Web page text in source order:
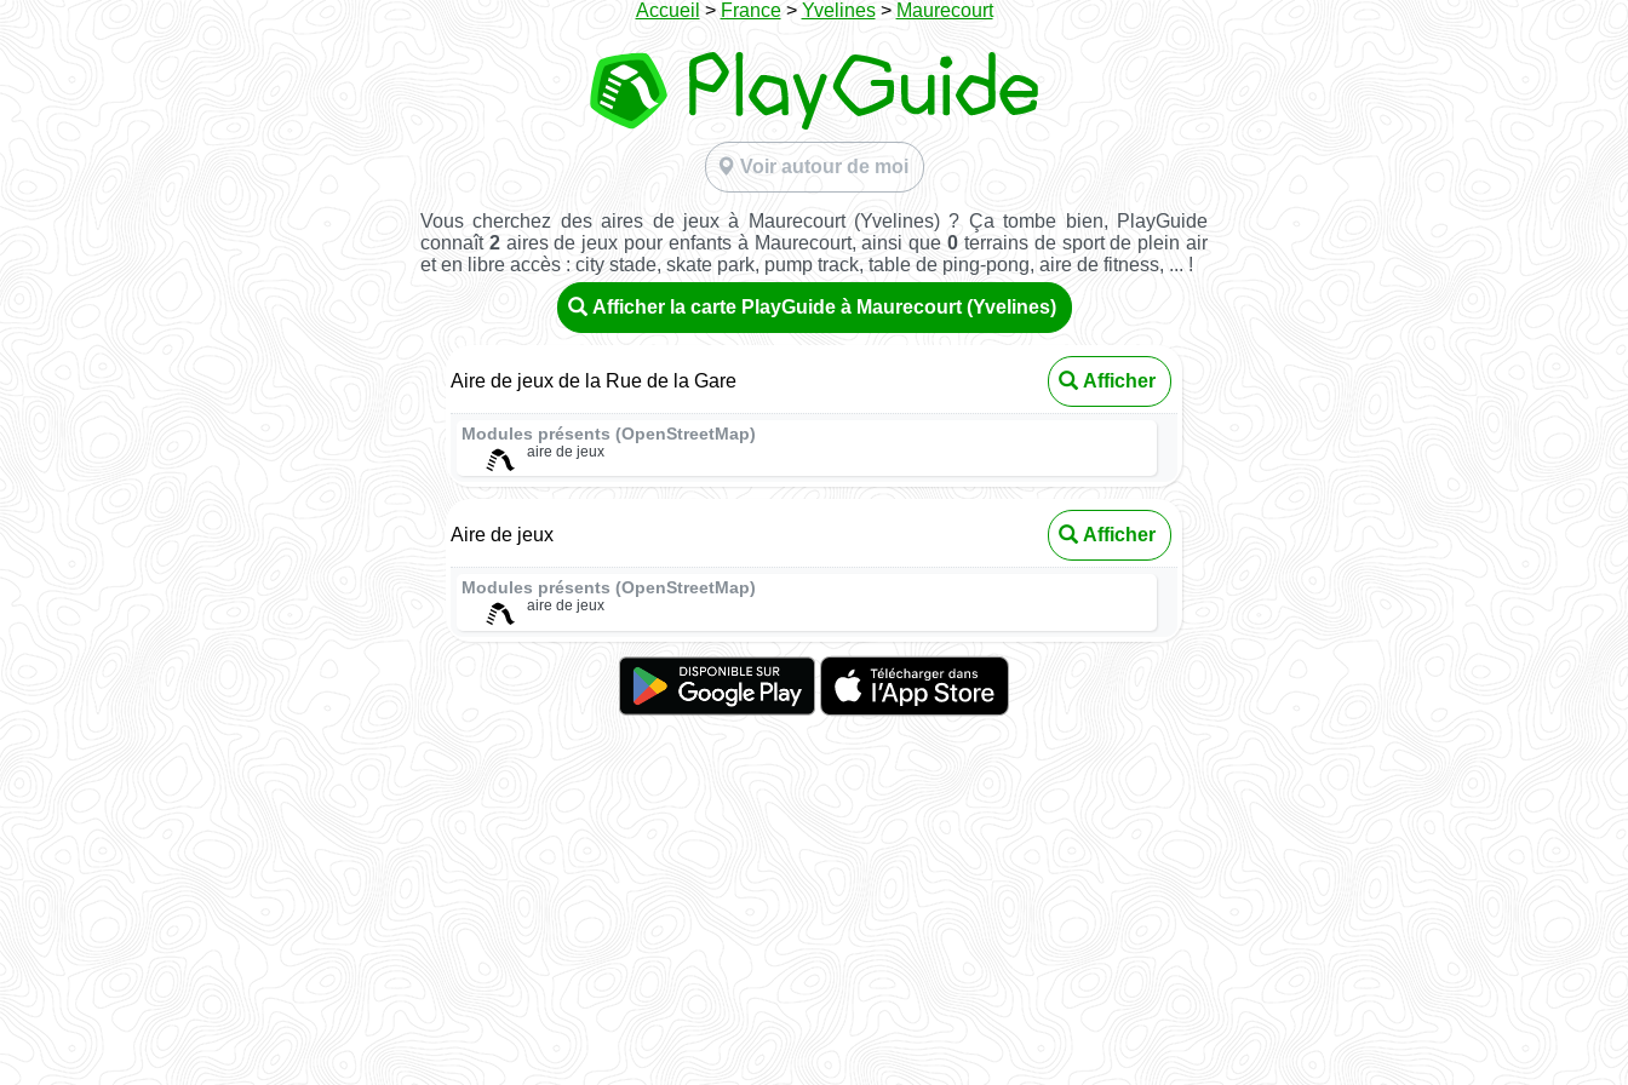
Accueil > France> Yvelines> Maurecourt
Voir autour de moi
Vous cherchez des aires de jeux à Maurecourt (Yvelines) ? Ça tombe bien, PlayGuide
connaît 2aires de jeux pour enfants à Maurecourt, ainsi que0 terrains de sport de plein air
et en libre accès : city stade, skate park, pump track, table de ping-pong, aire de fitness, ... !
Afficher la carte PlayGuide à Maurecourt (Yvelines)
Aire de jeux de la Rue de la Gare Afficher
Modules présents (OpenStreetMap)
aire de jeux
Aire de jeux Afficher
Modules présents (OpenStreetMap)
aire de jeux